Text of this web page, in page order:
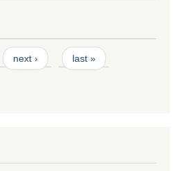
next › last »